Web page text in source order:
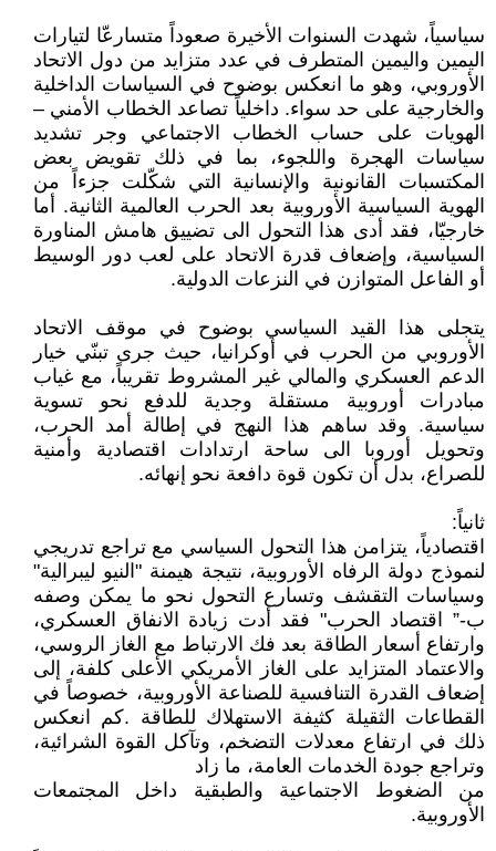
سياسياً، شهدت السنوات الأخيرة صعوداً متسارعّا لتيارات
اليمين واليمين المتطرف في عدد متزايد من دول الاتحاد
الأوروبي، وهو ما انعكس بوضوح في السياسات الداخلية
والخارجية على حد سواء. داخلياً تصاعد الخطاب الأمني –
الهويات على حساب الخطاب الاجتماعي وجر تشديد
سياسات الهجرة واللجوء، بما في ذلك تقويض بعض
المكتسبات القانونية والإنسانية التي شكّلت جزءاً من
الهوية السياسية الأوروبية بعد الحرب العالمية الثانية. أما
خارجيّا، فقد أدى هذا التحول الى تضييق هامش المناورة
السياسية، وإضعاف قدرة الاتحاد على لعب دور الوسيط
أو الفاعل المتوازن في النزعات الدولية.
يتجلى هذا القيد السياسي بوضوح في موقف الاتحاد
الأوروبي من الحرب في أوكرانيا، حيث جرى تبنّي خيار
الدعم العسكري والمالي غير المشروط تقريباً، مع غياب
مبادرات أوروبية مستقلة وجدية للدفع نحو تسوية
سياسية. وقد ساهم هذا النهج في إطالة أمد الحرب،
وتحويل أوروبا الى ساحة ارتدادات اقتصادية وأمنية
للصراع، بدل أن تكون قوة دافعة نحو إنهائه.
ثانياً:
اقتصادياً، يتزامن هذا التحول السياسي مع تراجع تدريجي
لنموذج دولة الرفاه الأوروبية، نتيجة هيمنة "النيو ليبرالية"
وسياسات التقشف وتسارع التحول نحو ما يمكن وصفه
ب-” اقتصاد الحرب" فقد أدت زيادة الانفاق العسكري،
وارتفاع أسعار الطاقة بعد فك الارتباط مع الغاز الروسي،
والاعتماد المتزايد على الغاز الأمريكي الأعلى كلفة، إلى
إضعاف القدرة التنافسية للصناعة الأوروبية، خصوصاً في
القطاعات الثقيلة كثيفة الاستهلاك للطاقة .كم انعكس
ذلك في ارتفاع معدلات التضخم، وتآكل القوة الشرائية،
وتراجع جودة الخدمات العامة، ما زاد
من الضغوط الاجتماعية والطبقية داخل المجتمعات
الأوروبية.